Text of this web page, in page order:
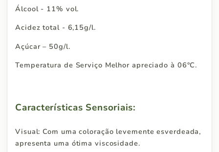
Álcool - 11% vol.
Acidez total - 6,15g/l.
Açúcar – 50g/l.
Temperatura de Serviço Melhor apreciado à 06°C.
Características Sensoriais:
Visual: Com uma coloração levemente esverdeada,
apresenta uma ótima viscosidade.